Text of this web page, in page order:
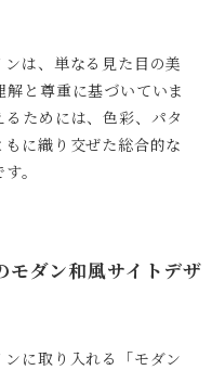
は、単なる見た目の美
と尊重に基づいていま
ためには、色彩、パタ
に織り交ぜた総合的な
。
ダン和風サイトデザ
に取り入れる「モダン